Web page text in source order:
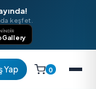
Yayında!
ucunda keşfet.
HEMEN İNDIR
AppGallery
Giriş Yap